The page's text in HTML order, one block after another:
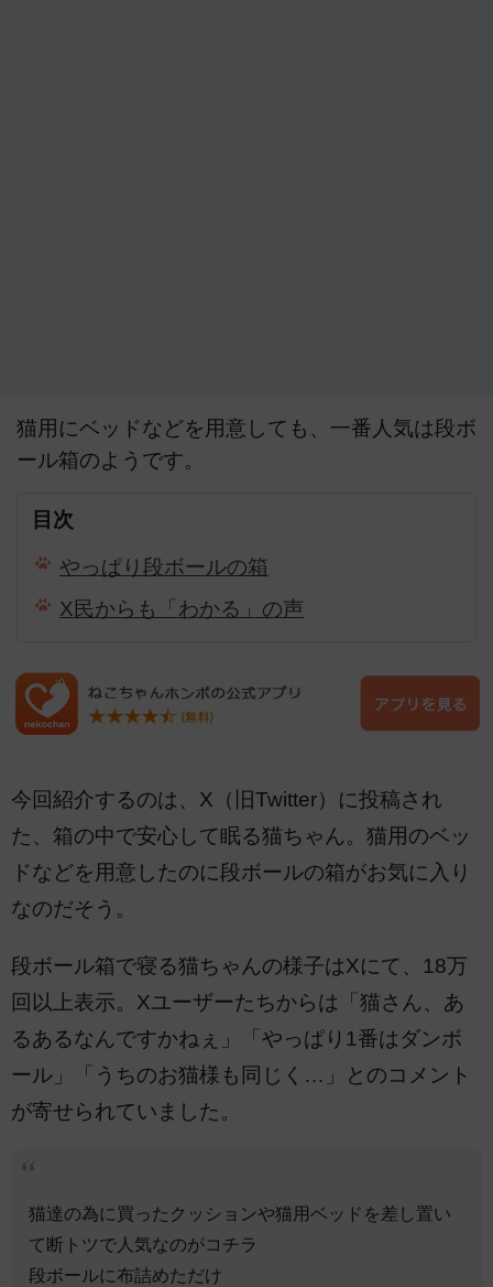
猫用にベッドなどを用意しても、一番人気は段ボ
ール箱のようです。
目次
やっぱり段ボールの箱
X民からも「わかる」の声
今回紹介するのは、X（旧Twitter）に投稿され
た、箱の中で安心して眠る猫ちゃん。猫用のベッ
ドなどを用意したのに段ボールの箱がお気に入り
なのだそう。
段ボール箱で寝る猫ちゃんの様子はXにて、18万
回以上表示。Xユーザーたちからは「猫さん、あ
るあるなんですかねぇ」「やっぱり1番はダンボ
ール」「うちのお猫様も同じく…」とのコメント
が寄せられていました。
猫達の為に買ったクッションや猫用ベッドを差し置い
て断トツで人気なのがコチラ
段ボールに布詰めただけ